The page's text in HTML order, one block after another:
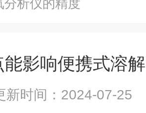
分析仪的精度
能影响便携式溶
新时间：2024-07-